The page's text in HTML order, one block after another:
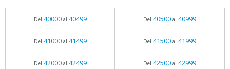
Del 40000al 40499 Del 40500al 40999
Del 41000al 41499 Del 41500al 41999
Del 42000al 42499 Del 42500al 42999